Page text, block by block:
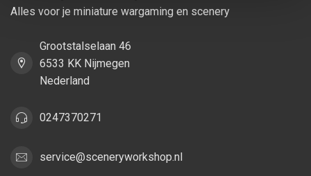
Alles voor je miniature wargaming en scenery
Grootstalselaan 46
6533 KK Nijmegen
Nederland
0247370271
service@sceneryworkshop.nl